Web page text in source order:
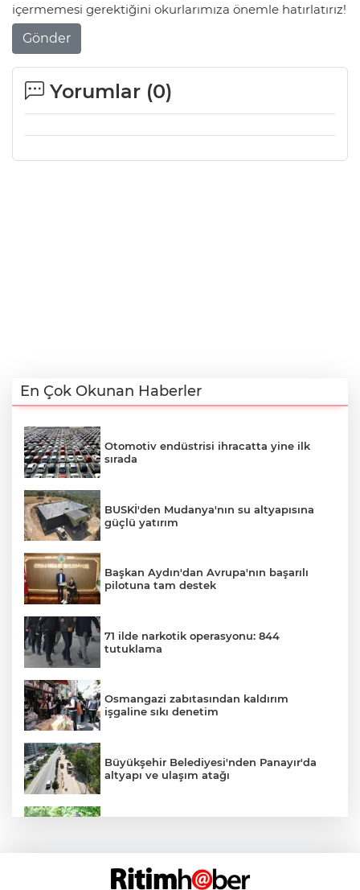
içermemesi gerektiğini okurlarımıza önemle hatırlatırız!
Gönder
Yorumlar (0)
En Çok Okunan Haberler
Otomotiv endüstrisi ihracatta yine ilk
sırada
BUSKİ'den Mudanya'nın su altyapısına
güçlü yatırım
Başkan Aydın'dan Avrupa'nın başarılı
pilotuna tam destek
71 ilde narkotik operasyonu: 844
tutuklama
Osmangazi zabıtasından kaldırım
işgaline sıkı denetim
Büyükşehir Belediyesi'nden Panayır'da
altyapı ve ulaşım atağı